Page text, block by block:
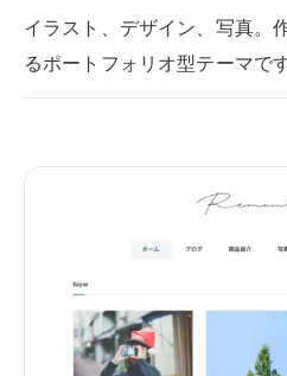
イラスト、デザイン、写真。
るポートフォリオ型テーマで